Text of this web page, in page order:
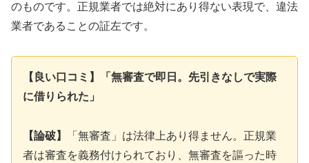
のものです。正規業者では絶対にあり得ない表現で、違法
業者であることの証左です。
【良い口コミ】「無審査で即日。先引きなしで実際
に借りられた」
【論破】
「無審査」は法律上あり得ません。正規業
者は審査を義務付けられており、無審査を謳った時